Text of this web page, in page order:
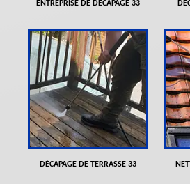
ENTREPRISE DE DÉCAPAGE 33
DÉCAPAGE DE TERRASSE 33